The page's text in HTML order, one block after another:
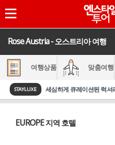
Rose Austria - 오스트리아 여행
여행상품 맞춤여행
STAYLUXE 세심하게 큐레이션된 럭셔
EUROPE 지역 호텔